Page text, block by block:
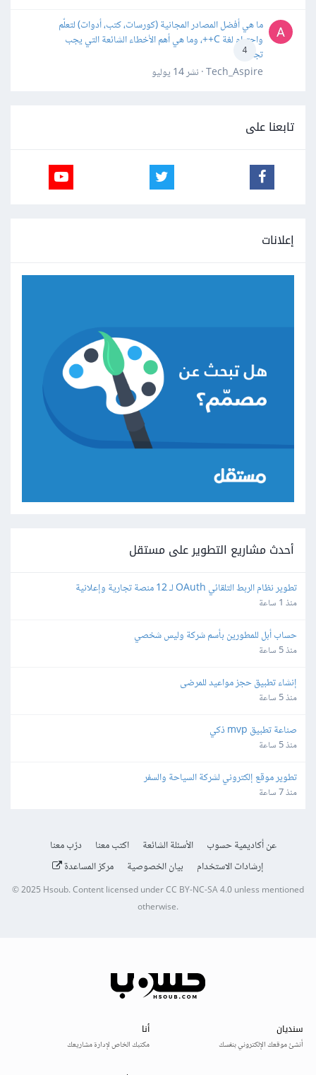
4
ما هي أفضل المصادر المجانية (كورسات، كتب، أدوات) لتعلّم
واحترام لغة C++، وما هي أهم الأخطاء الشائعة التي يجب
تجنبها؟
Tech_Aspire · نشر
14 يوليو
تابعنا على
إعلانات
أحدث مشاريع التطوير على مستقل
تطوير نظام الربط التلقائي OAuth لـ 12 منصة تجارية وإعلانية
منذ 1 ساعة
حساب أبل للمطورين بأسم شركة وليس شخصي
منذ 5 ساعة
إنشاء تطبيق حجز مواعيد للمرضى
منذ 5 ساعة
صناعة تطبيق mvp ذكي
منذ 5 ساعة
تطوير موقع إلكتروني لشركة السياحة والسفر
منذ 7 ساعة
عن أكاديمية حسوب الأسئلة الشائعة اكتب معنا
درّب معنا
إرشادات الاستخدام
بيان الخصوصية مركز المساعدة
© 2025 Hsoub.Content licensed underCC BY-NC-SA 4.0unless mentioned
otherwise.